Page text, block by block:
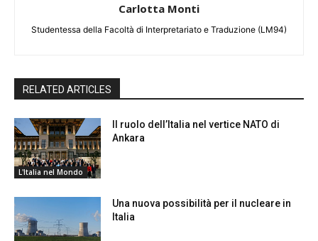
Carlotta Monti
Studentessa della Facoltà di Interpretariato e Traduzione (LM94)
RELATED ARTICLES
L'Italia nel Mondo
Il ruolo dell’Italia nel vertice NATO di
Ankara
Una nuova possibilità per il nucleare in
Italia